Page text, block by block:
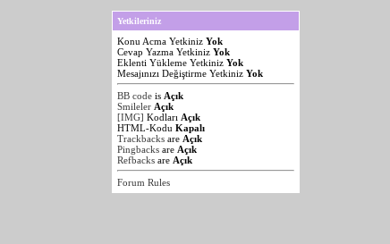
Yetkileriniz
Konu Acma YetkinizYok
Cevap Yazma YetkinizYok
Eklenti Yükleme YetkinizYok
Mesajınızı Değiştirme YetkinizYok
BB code is Açık
Smileler Açık
[IMG] Kodları Açık
HTML-KoduKapalı
Trackbacks are Açık
Pingbacks are Açık
Refbacks are Açık
Forum Rules